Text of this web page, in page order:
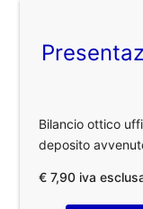
Bilancio ottico
deposito
€ 7,90 iva